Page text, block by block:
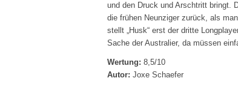
und den Druck und Arschtritt bringt.
die frühen Neunziger zurück, als
stellt „Husk“ erst der dritte
Sache der Australier, da müssen
Wertung: 8,5/10
Autor: Joxe Schaefer